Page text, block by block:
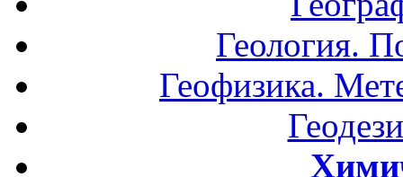
Геология.
Геофизика.